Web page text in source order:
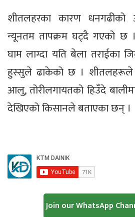
शीतलहरका कारण धनगढीको
न्यूनतम तापक्रम घट्दै गएको छ ।
घाम लाग्दा यति बेला तराईका
हुस्सुले ढाकेको छ । शीतलहरूले
आलु, तोरीलगायतको हिउँदे
देखिएको किसानले बताएका छन् ।
Join our WhatsApp